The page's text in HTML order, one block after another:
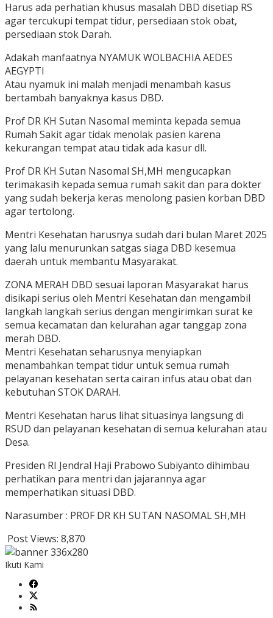
Harus ada perhatian khusus masalah DBD disetiap RS
agar tercukupi tempat tidur, persediaan stok obat,
persediaan stok Darah.
Adakah manfaatnya NYAMUK WOLBACHIA AEDES
AEGYPTI
Atau nyamuk ini malah menjadi menambah kasus
bertambah banyaknya kasus DBD.
Prof DR KH Sutan Nasomal meminta kepada semua
Rumah Sakit agar tidak menolak pasien karena
kekurangan tempat atau tidak ada kasur dll.
Prof DR KH Sutan Nasomal SH,MH mengucapkan
terimakasih kepada semua rumah sakit dan para dokter
yang sudah bekerja keras menolong pasien korban DBD
agar tertolong.
Mentri Kesehatan harusnya sudah dari bulan Maret 2025
yang lalu menurunkan satgas siaga DBD kesemua
daerah untuk membantu Masyarakat.
ZONA MERAH DBD sesuai laporan Masyarakat harus
disikapi serius oleh Mentri Kesehatan dan mengambil
langkah langkah serius dengan mengirimkan surat ke
semua kecamatan dan kelurahan agar tanggap zona
merah DBD.
Mentri Kesehatan seharusnya menyiapkan
menambahkan tempat tidur untuk semua rumah
pelayanan kesehatan serta cairan infus atau obat dan
kebutuhan STOK DARAH.
Mentri Kesehatan harus lihat situasinya langsung di
RSUD dan pelayanan kesehatan di semua kelurahan atau
Desa.
Presiden RI Jendral Haji Prabowo Subiyanto dihimbau
perhatikan para mentri dan jajarannya agar
memperhatikan situasi DBD.
Narasumber : PROF DR KH SUTAN NASOMAL SH,MH
Post Views: 8,870
Ikuti Kami